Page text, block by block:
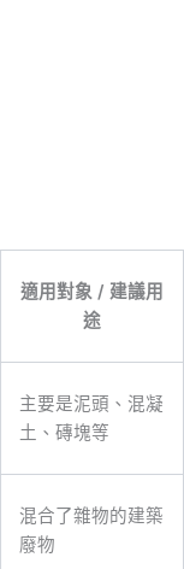
適用對象 / 建議用
途
主要是泥頭、混凝
土、磚塊等
混合了雜物的建築
廢物